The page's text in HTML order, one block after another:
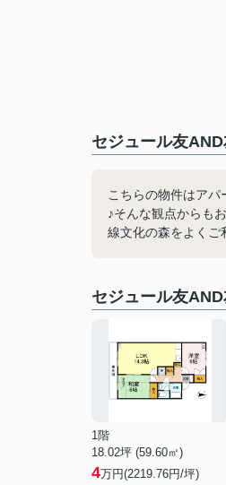
セジュール友
こちらの物件はア
♪そんな観点からも
線文化の森をよく
セジュール友
1階
18.02坪 (59.60㎡)
4万円(2219.76円/坪)